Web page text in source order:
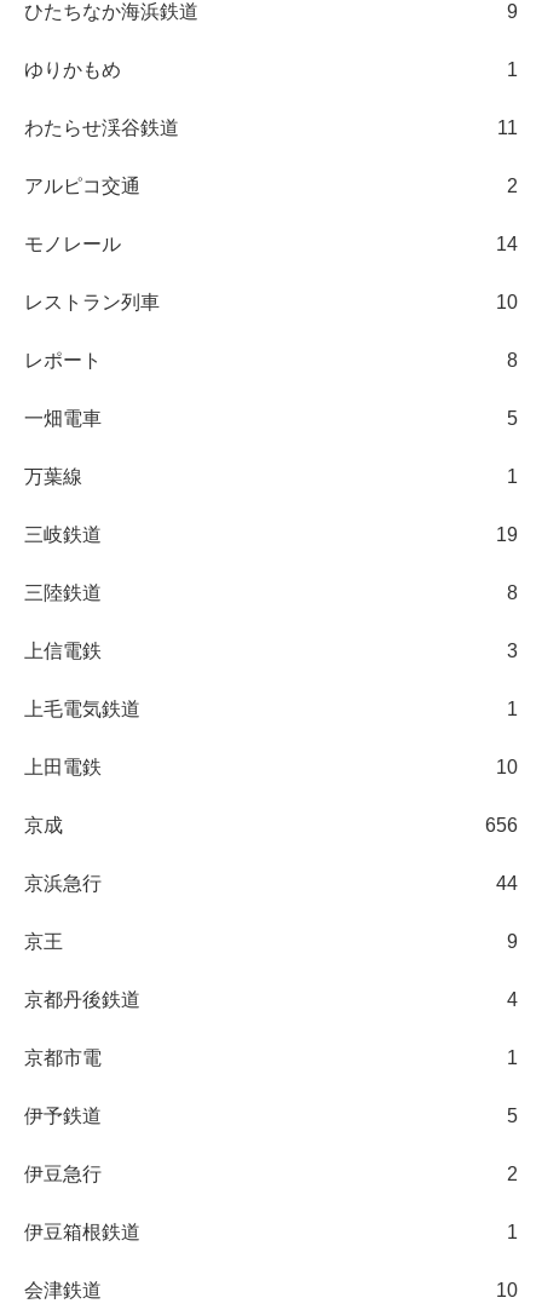
ひたちなか海浜鉄道 9
ゆりかもめ 1
わたらせ渓谷鉄道 11
アルピコ交通 2
モノレール 14
レストラン列車 10
レポート 8
一畑電車 5
万葉線 1
三岐鉄道 19
三陸鉄道 8
上信電鉄 3
上毛電気鉄道 1
上田電鉄 10
京成 656
京浜急行 44
京王 9
京都丹後鉄道 4
京都市電 1
伊予鉄道 5
伊豆急行 2
伊豆箱根鉄道 1
会津鉄道 10